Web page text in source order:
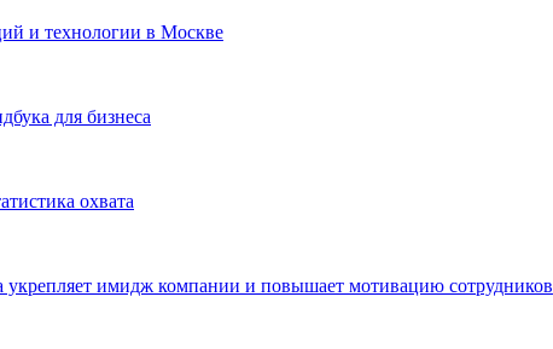
и технологии в Москве
для бизнеса
охвата
укрепляет имидж компании и повышает мотивацию сотрудников